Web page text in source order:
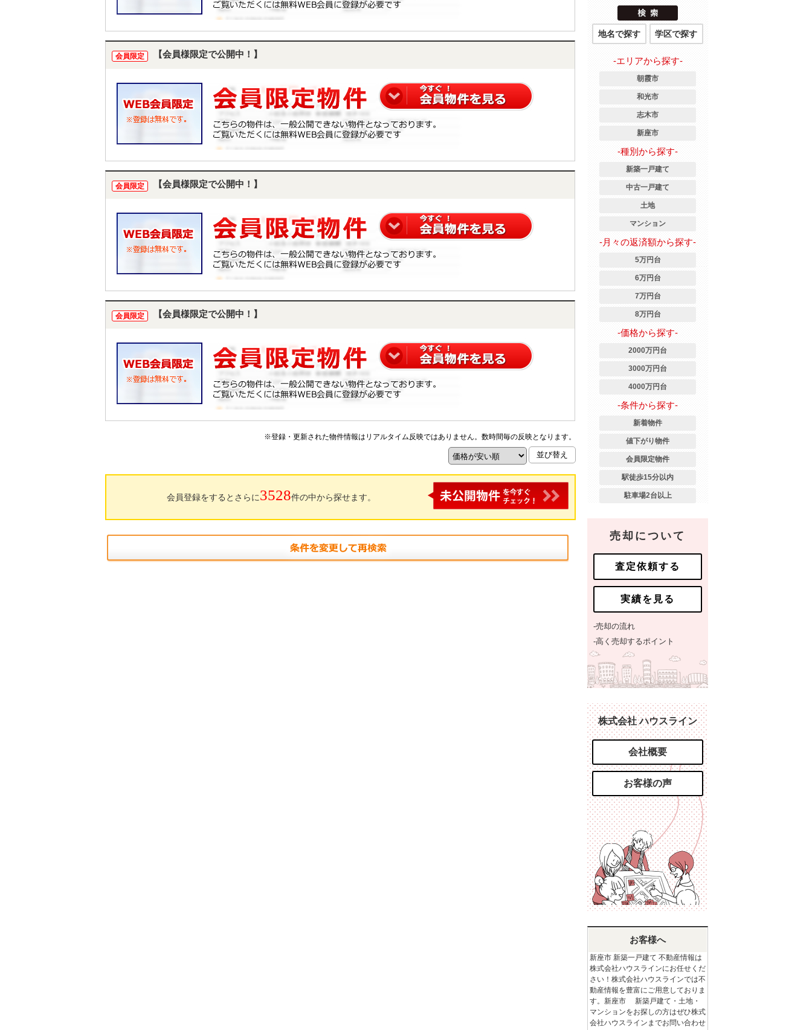
会員限定 【会員様限定で公開中！】
会員限定 【会員様限定で公開中！】
会員限定 【会員様限定で公開中！】
※登録・更新された物件情報はリアルタイム反映ではありません。数時間毎の反映となります。
会員登録をするとさらに3528件の中から探せます。
地名で探す 学区で探す
-エリアから探す-
朝霞市
和光市
志木市
新座市
-種別から探す-
新築一戸建て
中古一戸建て
土地
マンション
-月々の返済額から探す-
5万円台
6万円台
7万円台
8万円台
-価格から探す-
2000万円台
3000万円台
4000万円台
-条件から探す-
新着物件
値下がり物件
会員限定物件
駅徒歩15分以内
駐車場2台以上
売却について
査定依頼する
実績を見る
-売却の流れ
-高く売却するポイント
株式会社 ハウスライン
会社概要
お客様の声
お客様へ
新座市 新築一戸建て 不動産情報は
株式会社ハウスラインにお任せくだ
さい！株式会社ハウスラインでは不
動産情報を豊富にご用意しておりま
す。新座市 新築戸建て・土地・
マンションをお探しの方はぜひ株式
会社ハウスラインまでお問い合わせ